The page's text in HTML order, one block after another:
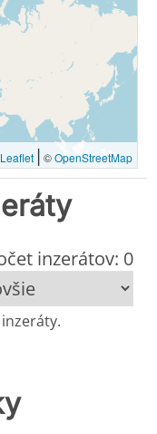
| ©OpenStreetMap
inzerátov: 0